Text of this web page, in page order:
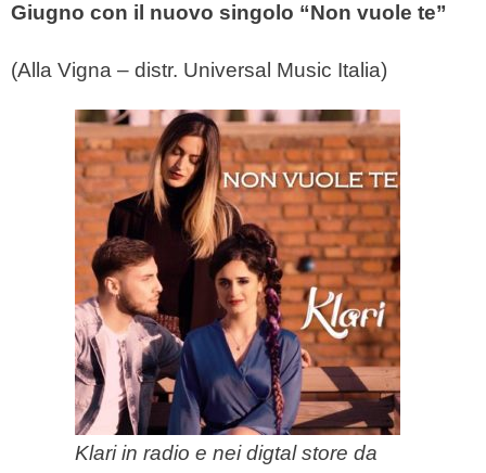
Giugno con il nuovo singolo “Non vuole te”
(Alla Vigna – distr. Universal Music Italia)
Klari in radio e nei digtal store da